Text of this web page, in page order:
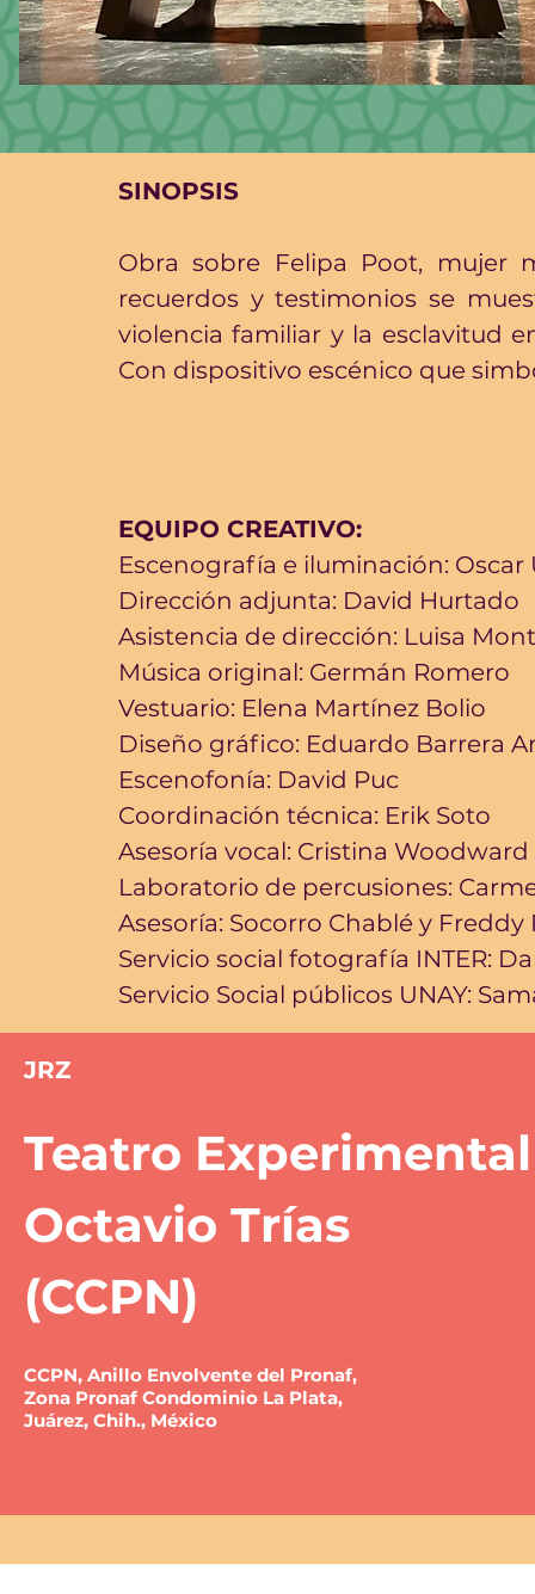
SINOPSIS
﻿Obra sobre Felipa Poot, mujer
recuerdos y testimonios se
violencia familiar y la esclavitud
Con dispositivo escénico que
EQUIPO CREATIVO:
Escenografía e iluminación: Oscar
Dirección adjunta: David Hurtado
Asistencia de dirección: Luisa
Música original: Germán Romero
Vestuario: Elena Martínez Bolio
Diseño gráfico: Eduardo Barrera
Escenofonía: David Puc
Coordinación técnica: Erik Soto
Asesoría vocal: Cristina Woodward
Laboratorio de percusiones:
Asesoría: Socorro Chablé y Freddy
Servicio social fotografía INTER:
Servicio Social públicos UNAY:
JRZ
Teatro Experimental
Octavio Trías
(CCPN)
CCPN, Anillo Envolvente del Pronaf,
Zona Pronaf Condominio La Plata,
Juárez, Chih., México